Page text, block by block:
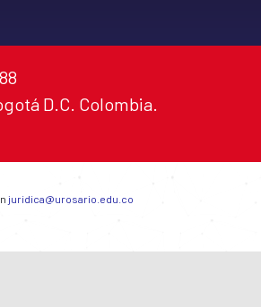
D.C. Colombia.
juridica@urosario.edu.co